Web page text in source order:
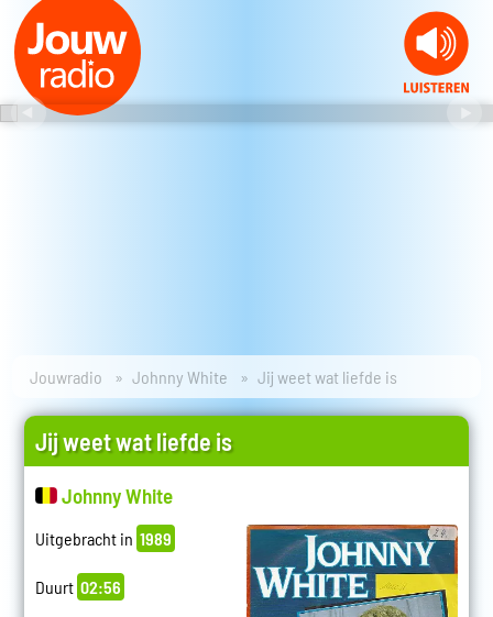
Jouwradio Johnny White Jij weet wat liefde is
Jij weet wat liefde is
Johnny White
Uitgebracht in 1989
Duurt 02:56